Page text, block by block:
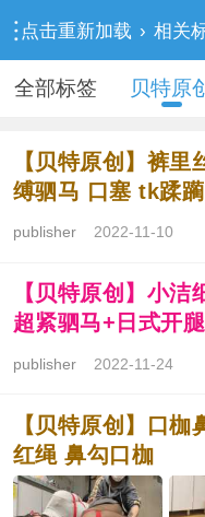
点击重新加载 › 相关
全部标签 贝特原
【贝特原创】裤里
缚驷马 口塞 tk蹂
制
publisher2022-11-10
【贝特原创】小洁
超紧驷马+日式开
马 跪走 提放 小玩
publisher2022-11-24
【贝特原创】口
红绳 鼻勾口枷